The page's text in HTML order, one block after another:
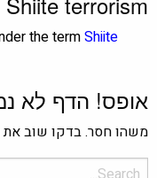
the termShiite
אופס! הדף לא
משהו חסר. בדקו שוב את
חפש